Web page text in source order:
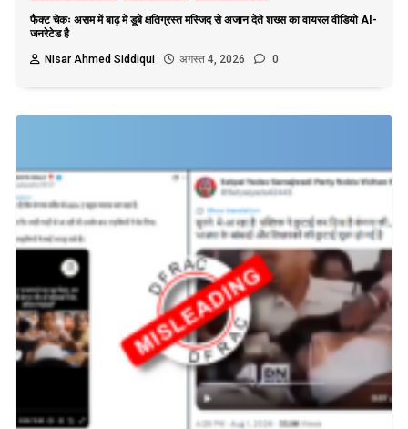
फैक्ट चेकः असम में बाढ़ में डूबे क्षतिग्रस्त मस्जिद से अजान देते शख्स का वायरल वीडियो AI-
जनरेटेड है
Nisar Ahmed Siddiqui
अगस्त 4, 2026 0